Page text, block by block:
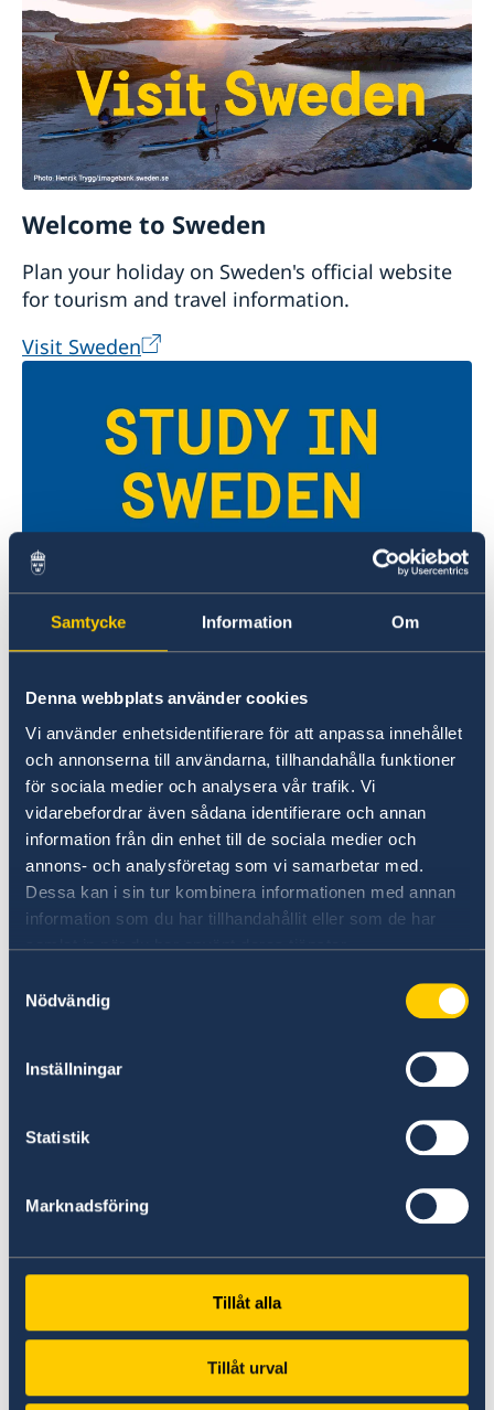
Samtycke Information Om
Denna webbplats använder cookies
Vi använder enhetsidentifierare för att anpassa innehållet
och annonserna till användarna, tillhandahålla funktioner
för sociala medier och analysera vår trafik. Vi
vidarebefordrar även sådana identifierare och annan
information från din enhet till de sociala medier och
annons- och analysföretag som vi samarbetar med.
Dessa kan i sin tur kombinera informationen med annan
information som du har tillhandahållit eller som de har
samlat in när du har använt deras tjänster.
Nödvändig
Inställningar
Statistik
Marknadsföring
Tillåt alla
Tillåt urval
Welcome to Sweden
Plan your holiday on Sweden's official website
for tourism and travel information.
Visit Sweden
Universities in Sweden
Studyinsweden.se is the official resource on
students.
Study in Sweden
offences or irregularities related to the Swedish
Foreign Service’s activities, please report these
irregularities